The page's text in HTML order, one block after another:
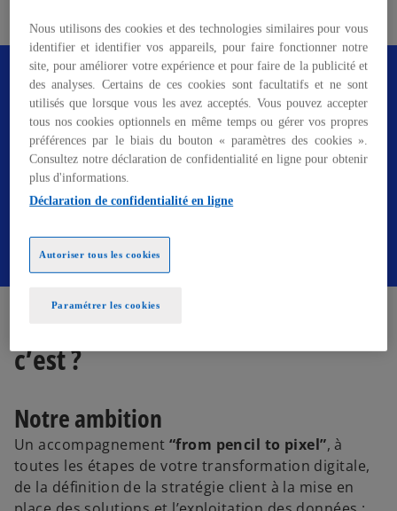
Besoin de nos services ? Découvrez
comment nos équipes font la différence
pour vous accompagner et relever
ensemble vos défis.​
iCom by KPMG, qu’est-ce que
c’est ?
Notre ambition
Un accompagnement “from pencil to pixel”, à
toutes les étapes de votre transformation digitale,
de la définition de la stratégie client à la mise en
Nous utilisons des cookies et des technologies similaires pour vous
identifier et identifier vos appareils, pour faire fonctionner notre
site, pour améliorer votre expérience et pour faire de la publicité et
des analyses. Certains de ces cookies sont facultatifs et ne sont
utilisés que lorsque vous les avez acceptés. Vous pouvez accepter
tous nos cookies optionnels en même temps ou gérer vos propres
préférences par le biais du bouton « paramètres des cookies ».
Consultez notre déclaration de confidentialité en ligne pour obtenir
plus d'informations.
Déclaration de confidentialité en ligne
Paramétrer les cookies
Autoriser tous les cookies